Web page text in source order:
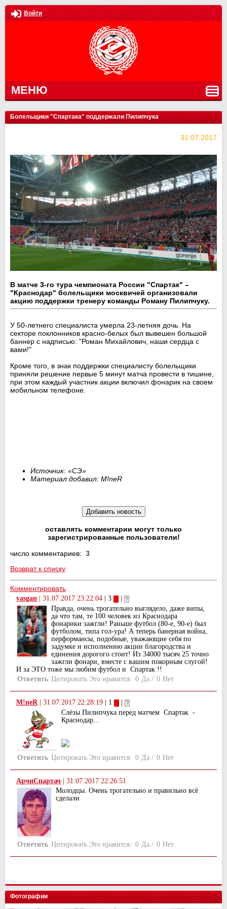
Войти
МЕНЮ
Болельщики "Спартака" поддержали Пилипчука
31.07.2017
В матче 3-го тура чемпионата России "Спартак" –
"Краснодар" болельщики москвичей организовали
акцию поддержки тренеру команды Роману Пилипчуку.
У 50-летнего специалиста умерла 23-летняя дочь. На
секторе поклонников красно-белых был вывешен большой
баннер с надписью: "Роман Михайлович, наши сердца с
вами!"
Кроме того, в знак поддержки специалисту болельщики
приняли решение первые 5 минут матча провести в тишине,
при этом каждый участник акции включил фонарик на своем
мобильном телефоне.
Источник: «СЭ»
Материал добавил: M!neR
оставлять комментарии могут только
зарегистрированные пользователи!
число комментариев: 3
Возврат к списку
Комментировать
vasgan 31.07.2017 23:22:04 | 3
Правда, очень трогательно выглядело, даже випы,
да что там, те 100 человек из Краснодара
фонарики зажгли! Раньше футбол (80-е, 90-е) был
футболом, типа гол-ура! А теперь банерная война,
перформансы, подобные, уважающие себя по
задумке и исполнению акции благородства и
единения дорогого стоит! Из 34000 тысяч 25 точно
зажгли фонари, вместе с вашим покорным слугой!
И за ЭТО тоже мы любим футбол и Спартак !!
Ответить Цитировать Это нравится: 0 Да / 0 Нет
M!neR 31.07.2017 22:28:19 | 1
Слёзы Пилипчука перед матчем Спартак -
Краснодар...
Ответить Цитировать Это нравится: 0 Да / 0 Нет
АрчиСпартач | 31.07.2017 22:26:51
Молодцы. Очень трогательно и правильно всё
сделали
Ответить Цитировать Это нравится: 0 Да / 0 Нет
Фотографии